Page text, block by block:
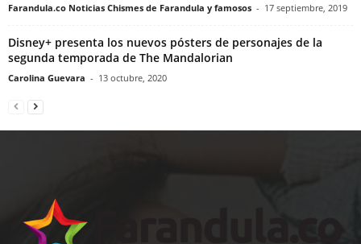
Farandula.co Noticias Chismes de Farandula y famosos - 17 septiembre, 2019
Disney+ presenta los nuevos pósters de personajes de la
segunda temporada de The Mandalorian
Carolina Guevara - 13 octubre, 2020